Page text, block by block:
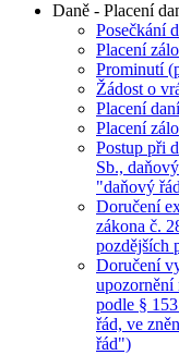
Daně - Placení
Posečkání
Placení
Prominutí
Žádost o
Placení
Placení
Postup při
Sb.,
"daňový
Doručení
zákona č.
pozdějších
Doručení
upozornění
podle §
řád, ve
řád")